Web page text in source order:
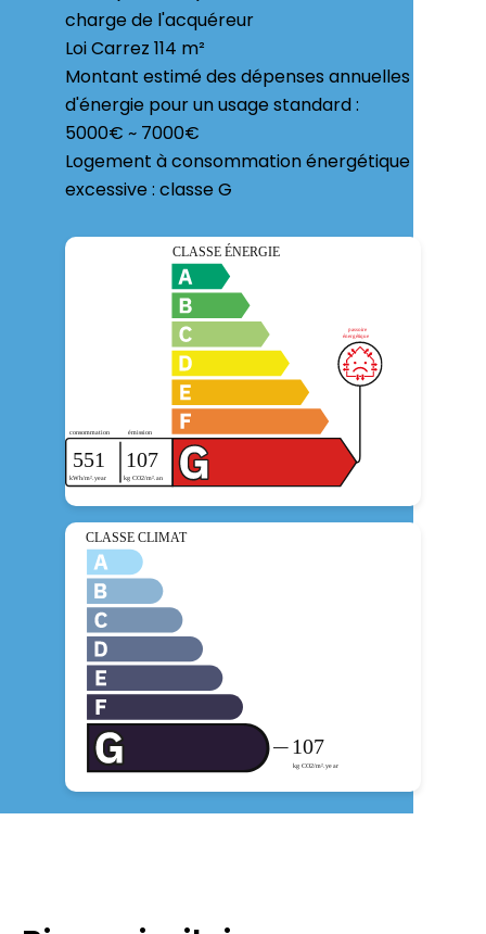
charge de l'acquéreur
Loi Carrez 114 m²
Montant estimé des dépenses annuelles
d'énergie pour un usage standard :
5000€ ~ 7000€
Logement à consommation énergétique
excessive : classe G